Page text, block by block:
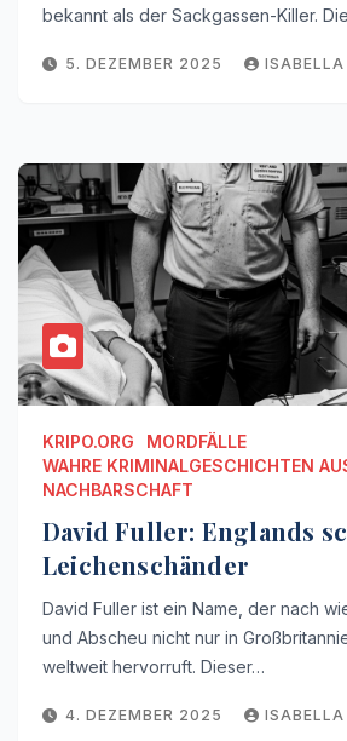
bekannt als der Sackgassen-Killer.
5. DEZEMBER 2025 ISABELLA
KRIPO.ORG
MORDFÄLLE
WAHRE KRIMINALGESCHICHTEN
NACHBARSCHAFT
David Fuller: Englands
Leichenschänder
David Fuller ist ein Name, der nach
und Abscheu nicht nur in
weltweit hervorruft. Dieser…
4. DEZEMBER 2025 ISABELLA